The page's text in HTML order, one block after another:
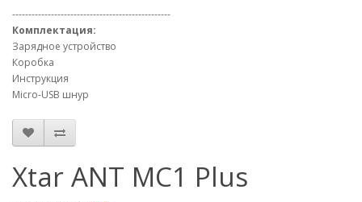
-------------------------------------------------
Комплектация:
Зарядное устройство
Коробка
Инструкция
Micro-USB шнур
Xtar ANT MC1 Plus